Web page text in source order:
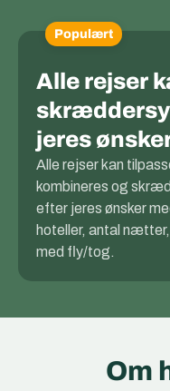
Populært
Alle rejser
jeres
Alle rejser kan
kombineres og
efter jeres ønsker
hoteller, antal
med fly/tog.
Om